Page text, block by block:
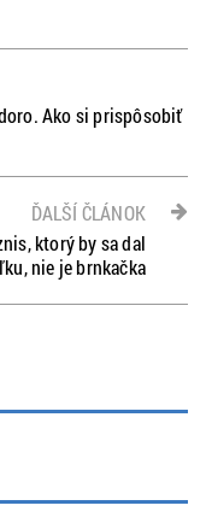
Ako si prispôsobiť
ĎALŠÍ ČLÁNOK
ktorý by sa dal
nie je brnkačka